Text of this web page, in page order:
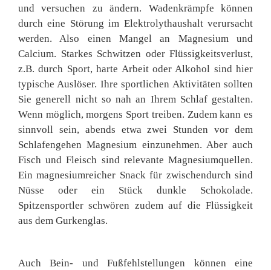
und versuchen zu ändern. Wadenkrämpfe können
durch eine Störung im Elektrolythaushalt verursacht
werden. Also einen Mangel an Magnesium und
Calcium. Starkes Schwitzen oder Flüssigkeitsverlust,
z.B. durch Sport, harte Arbeit oder Alkohol sind hier
typische Auslöser. Ihre sportlichen Aktivitäten sollten
Sie generell nicht so nah an Ihrem Schlaf gestalten.
Wenn möglich, morgens Sport treiben. Zudem kann es
sinnvoll sein, abends etwa zwei Stunden vor dem
Schlafengehen Magnesium einzunehmen. Aber auch
Fisch und Fleisch sind relevante Magnesiumquellen.
Ein magnesiumreicher Snack für zwischendurch sind
Nüsse oder ein Stück dunkle Schokolade.
Spitzensportler schwören zudem auf die Flüssigkeit
aus dem Gurkenglas.
Auch Bein- und Fußfehlstellungen können eine